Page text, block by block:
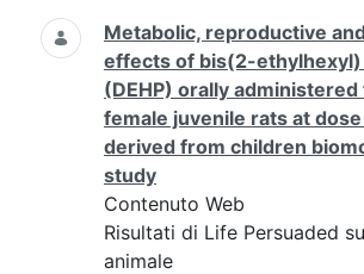
Ricerca
Metabolic, reproductive
effects of bis(2-ethylhexyl)
(DEHP) orally administered
female juvenile rats at
derived from children
study
Contenuto Web
Risultati di Life Persuaded
animale